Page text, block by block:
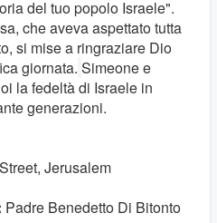
del tuo popolo Israele".
che aveva aspettato tutta
si mise a ringraziare Dio
giornata. Simeone e
la fedeltà di Israele in
generazioni.
Jerusalem
Padre Benedetto Di Bitonto